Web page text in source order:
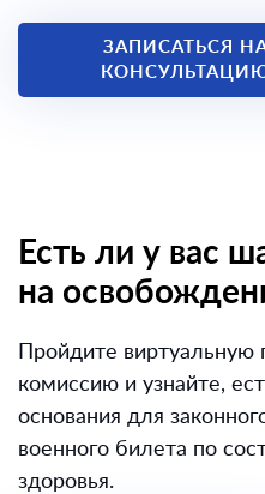
ЗАПИСАТЬСЯ
Есть ли у вас
на
Пройдите
комиссию и узнайте,
основания для
военного билета по
здоровья.